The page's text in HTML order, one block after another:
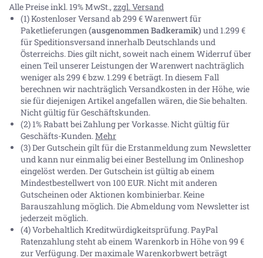
Alle Preise inkl. 19% MwSt., zzgl. Versand
(1) Kostenloser Versand ab 299 € Warenwert für
Paketlieferungen(ausgenommen Badkeramik) und 1.299 €
für Speditionsversand innerhalb Deutschlands und
Österreichs. Dies gilt nicht, soweit nach einem Widerruf über
einen Teil unserer Leistungen der Warenwert nachträglich
weniger als 299 € bzw. 1.299 € beträgt. In diesem Fall
berechnen wir nachträglich Versandkosten in der Höhe, wie
sie für diejenigen Artikel angefallen wären, die Sie behalten.
Nicht gültig für Geschäftskunden.
(2) 1% Rabatt bei Zahlung per Vorkasse. Nicht gültig für
Geschäfts-Kunden.Mehr
(3) Der Gutschein gilt für die Erstanmeldung zum Newsletter
und kann nur einmalig bei einer Bestellung im Onlineshop
eingelöst werden. Der Gutschein ist gültig ab einem
Mindestbestellwert von 100 EUR. Nicht mit anderen
Gutscheinen oder Aktionen kombinierbar. Keine
Barauszahlung möglich. Die Abmeldung vom Newsletter ist
jederzeit möglich.
(4) Vorbehaltlich Kreditwürdigkeitsprüfung. PayPal
Ratenzahlung steht ab einem Warenkorb in Höhe von99 €
zur Verfügung. Der maximale Warenkorbwert beträgt